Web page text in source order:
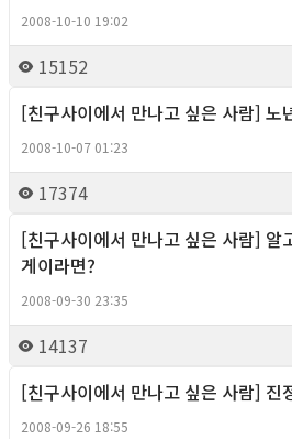
2008-10-10 19:02
15152
[친구사이에서 만나고 싶은 사람] 노
2008-10-07 01:23
17374
[친구사이에서 만나고 싶은 사람] 알
게이라면?
2008-09-30 23:35
14137
[친구사이에서 만나고 싶은 사람] 진
2008-09-26 18:55